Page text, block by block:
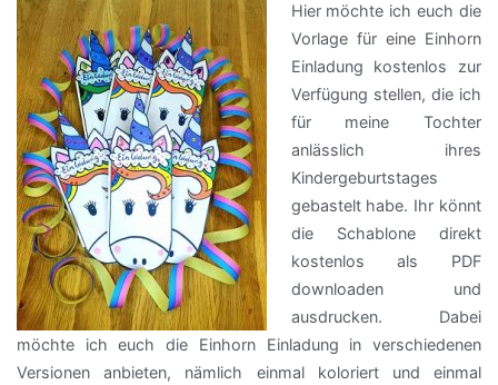
Hier möchte ich euch die
Vorlage für eine Einhorn
Einladung kostenlos zur
Verfügung stellen, die ich
für meine Tochter
anlässlich ihres
Kindergeburtstages
gebastelt habe. Ihr könnt
die Schablone direkt
kostenlos als PDF
downloaden und
ausdrucken. Dabei
möchte ich euch die Einhorn Einladung in verschiedenen
Versionen anbieten, nämlich einmal koloriert und einmal